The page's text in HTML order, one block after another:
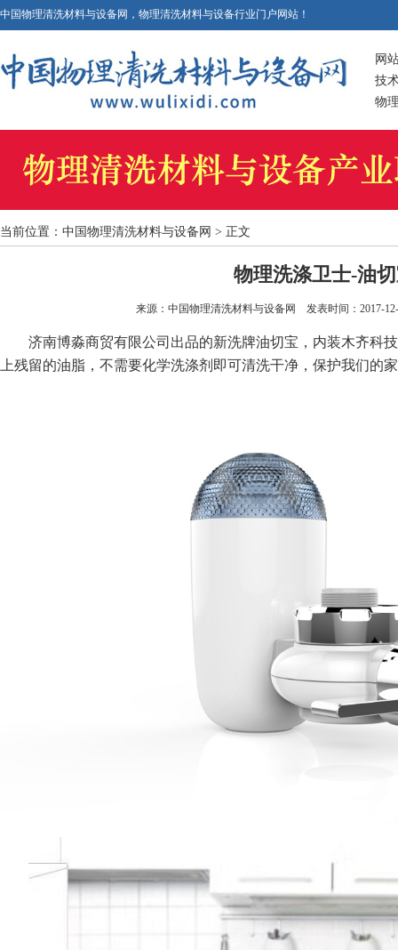
中国物理清洗材料与设备网，物理清洗材料与设备行业门户网站！
网
技
物
当前位置： 中国物理清洗材料与设备网 > 正文
物理洗涤卫士-油
来源：中国物理清洗材料与设备网 发表时间：2017-
济南博淼商贸有限公司出品的新洗牌油切宝，内装木齐科
上残留的油脂，不需要化学洗涤剂即可清洗干净，保护我们的